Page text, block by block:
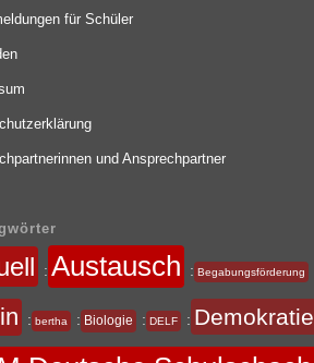
für Schüler
und Ansprechpartner
: Austausch : Begabungsförderung
: bertha : Biologie : DELF : Demokratie